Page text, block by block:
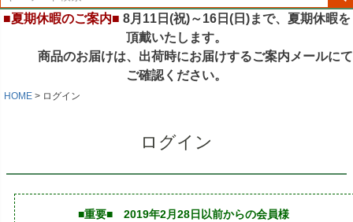
■夏期休暇のご案内■ 8月11日(祝)～16日(日)まで、夏期休暇を
頂戴いたします。
商品のお届けは、出荷時にお届けするご案内メールにて
ご確認ください。
HOME ログイン
ログイン
■重要■ 2019年2月28日以前からの会員様